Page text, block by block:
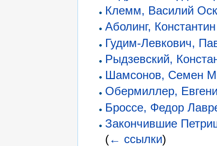
Клемм, Василий
Аболинг,
Гудим-Левкович,
Рыдзевский,
Шамсонов, Семен
Обермиллер,
Броссе, Федор
Закончившие
(← ссылки)